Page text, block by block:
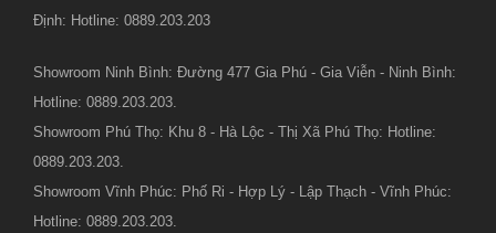
Định: Hotline: 0889.203.203
Showroom Ninh Bình: Đường 477 Gia Phú - Gia Viễn - Ninh Bình:
Hotline: 0889.203.203.
Showroom Phú Thọ: Khu 8 - Hà Lộc - Thị Xã Phú Thọ: Hotline:
0889.203.203.
Showroom Vĩnh Phúc: Phố Ri - Hợp Lý - Lập Thạch - Vĩnh Phúc:
Hotline: 0889.203.203.